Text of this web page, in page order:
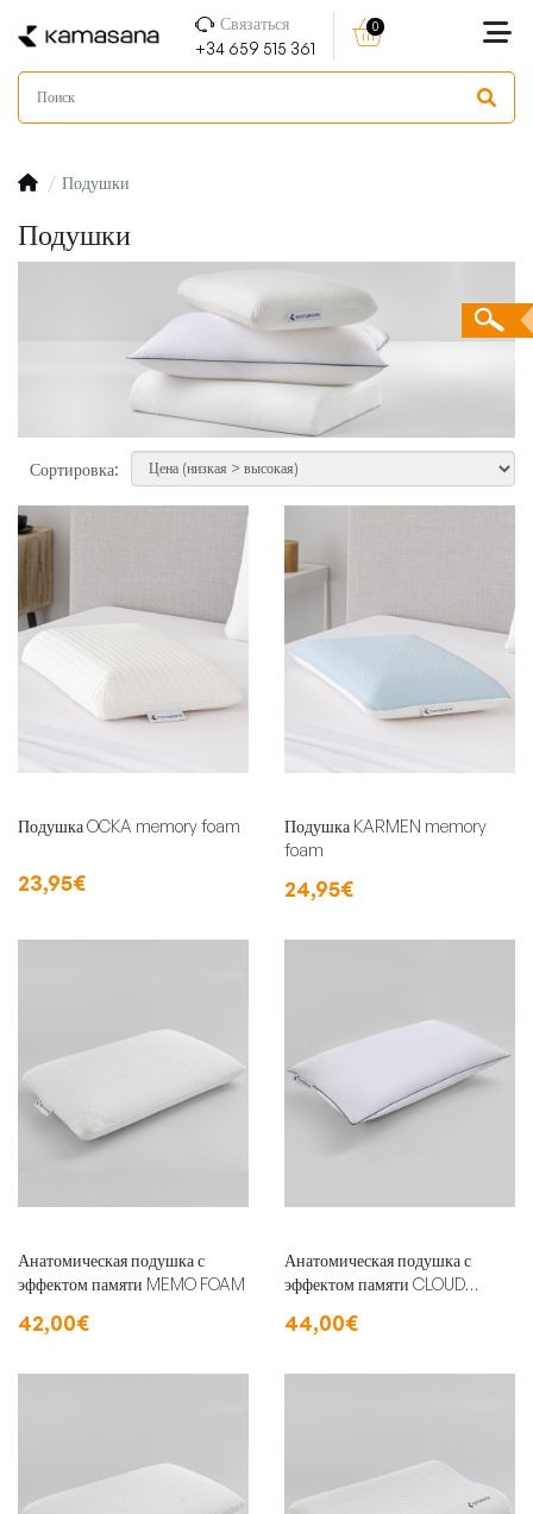
Связаться
+34 659 515 361
0
Подушки
Подушки
Сортировка:
Подушка OCKA memory foam
23,95€
Подушка KARMEN memory
foam
24,95€
Анатомическая подушка с
эффектом памяти MEMO FOAM
42,00€
Анатомическая подушка с
эффектом памяти CLOUD
44,00€